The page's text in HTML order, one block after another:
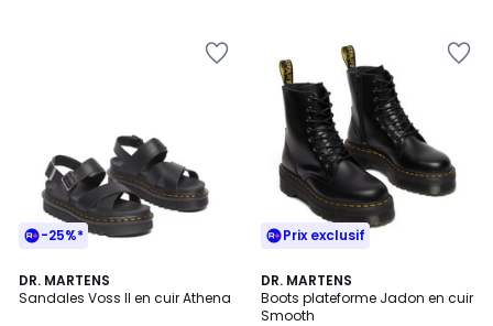
-25%*
DR. MARTENS
Sandales Voss II en cuir Athena
4,8
/ 5
Prix exclusif
DR. MARTENS
Boots plateforme Jadon en cuir
Smooth
4,8
/ 5